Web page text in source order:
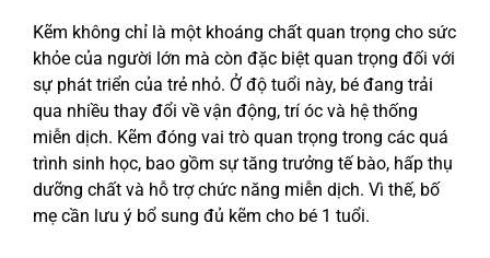
Kẽm không chỉ là một khoáng chất quan trọng cho sức
khỏe của người lớn mà còn đặc biệt quan trọng đối với
sự phát triển của trẻ nhỏ. Ở độ tuổi này, bé đang trải
qua nhiều thay đổi về vận động, trí óc và hệ thống
miễn dịch. Kẽm đóng vai trò quan trọng trong các quá
trình sinh học, bao gồm sự tăng trưởng tế bào, hấp thụ
dưỡng chất và hỗ trợ chức năng miễn dịch. Vì thế, bố
mẹ cần lưu ý bổ sung đủ kẽm cho bé 1 tuổi.